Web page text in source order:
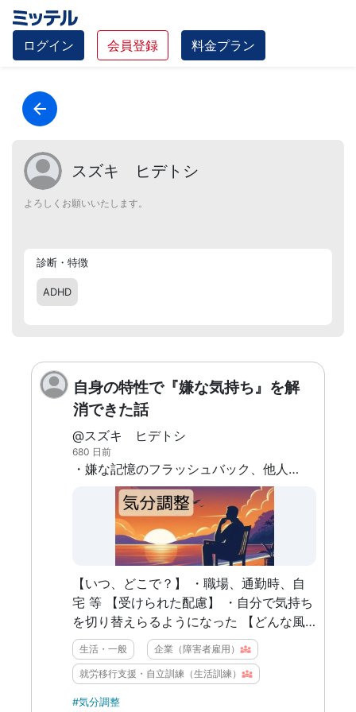
ログイン 会員登録 料金プラン
スズキ ヒデトシ
よろしくお願いいたします。
診断・特徴
ADHD
自身の特性で『嫌な気持ち』を解
消できた話
@スズキ ヒデトシ
680 日前
・嫌な記憶のフラッシュバック、他人の不快な所作、ネガティブな言動 等が頭から離れなくなってしまう ・上記を解決できたきっかけは、自身の『障害特性』でした
【いつ、どこで？】 ・職場、通勤時、自
宅 等 【受けられた配慮】 ・自分で気持ち
を切り替えらるようになった 【どんな風
に生きやすくなったか？】 ・不意に記憶
のフラッシュバックが起きても、すぐに忘
れられるようになった ・不快な言動など
を見て嫌悪感を感じても、すぐに気持ちを
生活・一般 企業（障害者雇用）
就労移行支援・自立訓練（生活訓練）
#気分調整